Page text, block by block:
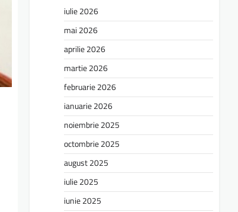
iulie 2026
mai 2026
aprilie 2026
martie 2026
februarie 2026
ianuarie 2026
noiembrie 2025
octombrie 2025
august 2025
iulie 2025
iunie 2025